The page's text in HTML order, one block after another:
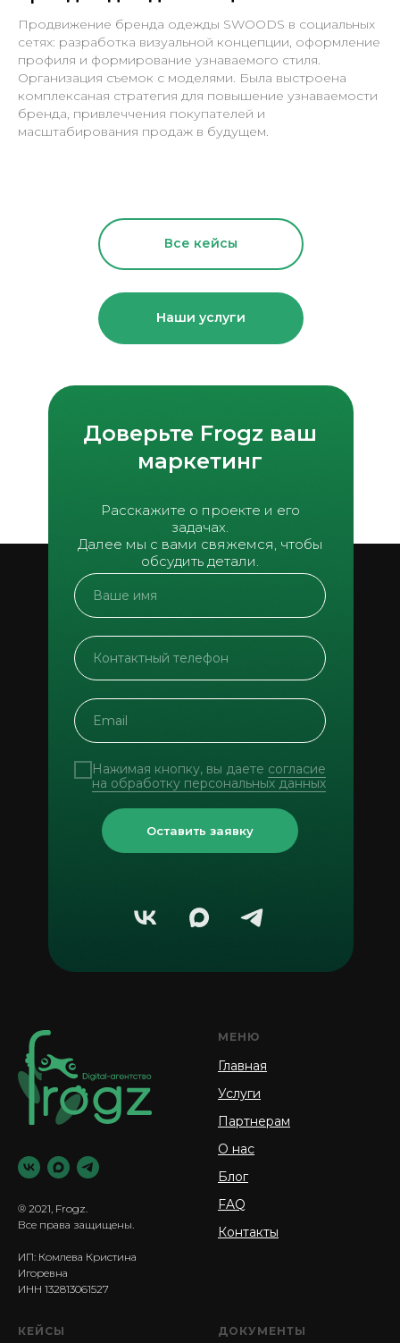
Продвижение бренда одежды SWOODS в социальных
сетях: разработка визуальной концепции, оформление
профиля и формирование узнаваемого стиля.
Организация съемок с моделями. Была выстроена
комплексаная стратегия для повышение узнаваемости
бренда, привлеччения покупателей и
масштабирования продаж в будущем.
Все кейсы
Наши услуги
Расскажите о проекте и его
задачах.
Далее мы с вами свяжемся, чтобы
обсудить детали.
Нажимая кнопку, вы даете согласие
на обработку персональных данных
Оставить заявку
Доверьте Frogz ваш
маркетинг
® 2021, Frogz.
Все права защищены.
ИП: Комлева Кристина
Игоревна
ИНН 132813061527
МЕНЮ
Главная
Услуги
Партнерам
О нас
Блог
FAQ
Контакты
КЕЙСЫ ДОКУМЕНТЫ